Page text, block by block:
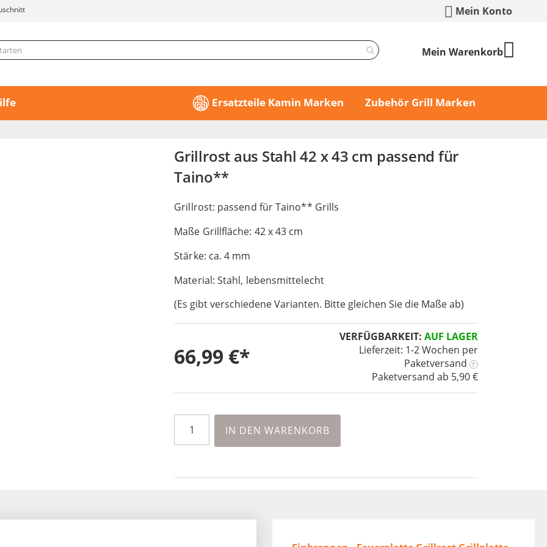
Mein Konto
Mein Warenkorb
Ersatzteile Kamin Marken Zubehör Grill Marken
Grillrost aus Stahl 42 x 43 cm passend für
Taino**
Grillrost: passend für Taino** Grills
Maße Grillfläche: 42 x 43 cm
Stärke: ca. 4 mm
Material: Stahl, lebensmittelecht
(Es gibt verschiedene Varianten. Bitte gleichen Sie die Maße ab)
VERFÜGBARKEIT: AUF LAGER
Lieferzeit: 1-2 Wochen per
Paketversand
?
Paketversand ab 5,90 €
66,99 €
IN DEN WARENKORB